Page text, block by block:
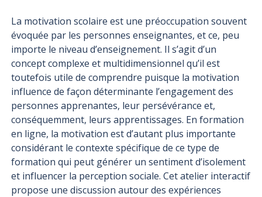
La motivation scolaire est une préoccupation souvent
évoquée par les personnes enseignantes, et ce, peu
importe le niveau d’enseignement. Il s’agit d’un
concept complexe et multidimensionnel qu’il est
toutefois utile de comprendre puisque la motivation
influence de façon déterminante l’engagement des
personnes apprenantes, leur persévérance et,
conséquemment, leurs apprentissages. En formation
en ligne, la motivation est d’autant plus importante
considérant le contexte spécifique de ce type de
formation qui peut générer un sentiment d’isolement
et influencer la perception sociale. Cet atelier interactif
propose une discussion autour des expériences